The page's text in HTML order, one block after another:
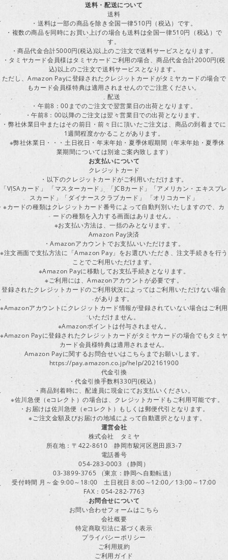
送料・配送について
送料
・送料は一部の商品を除き全国一律510円（税込）です。
・複数の商品を同時にお買い上げの場合も送料は全国一律510円（税込）で
す。
・商品代金合計5000円(税込)以上のご注文で送料サービスとなります。
・タミヤカード会員様はタミヤカードご利用の場合、商品代金合計2000円(税
込)以上のご注文で送料サービスとなります。
ただし、Amazon Payに登録されたクレジットカードがタミヤカードの場合で
もカード会員様特典は適用されませんのでご注意ください。
配送
・午前8：00までのご注文で翌営業日の出荷となります。
・午前8：00以降のご注文は翌々営業日での出荷となります。
・弊社休業日中またはその前日・前々日に頂いたご注文は、商品の到着までに
1週間程度かかることがあります。
※弊社休業日・・・土日祝日・年末年始・夏季休暇期間（年末年始・夏季休
業期間については別途ご案内致します）
お支払いについて
クレジットカード
・以下のクレジットカードがご利用いただけます。
「VISAカード」 「マスターカード」 「JCBカード」「アメリカン・エキスプレ
スカード」「ダイナースクラブカード」 「オリコカード」
※カードの種類はクレジットカード番号によって自動判別いたしますので、カ
ードの種類を入力する画面はありません。
※お支払い方法は、一括のみとなります。
Amazon Pay決済
・Amazonアカウントでお支払いいただけます。
※注文画面で支払方法に「Amazon Pay」をお選びいただき、注文手続きを行う
ことでご利用いただけます。
※Amazon Payに移動してお支払手続きとなります。
※ご利用には、Amazonアカウントが必要です。
登録されたクレジットカードのご利用状況によってはご利用いただけない場合
があります。
※Amazonアカウントにクレジットカード情報が登録されていない場合はご利用
いただけません。
※Amazonポイントは付与されません。
※Amazon Payに登録されたクレジットカードがタミヤカードの場合でもタミヤ
カード会員様特典は適用されません。
Amazon Payに関するお問合せいはこちらまでお願いします。
https://pay.amazon.co.jp/help/202161900
代金引換
・代金引換手数料330円(税込）
・商品到着時に、配達員に現金にてお支払いください。
※佐川急便（eコレクト）の場合は、クレジットカードもご利用可能です。
・お届けは佐川急便（eコレクト）もしくは郵便代引となります。
※ご注文金額及びお届けの地域によって自動選択となります。
運営会社
株式会社 タミヤ
所在地：〒422-8610 静岡市駿河区恩田原3-7
電話番号
054-283-0003 （静岡）
03-3899-3765 （東京：静岡へ自動転送）
受付時間 月～金 9:00～18:00 土日祝日 8:00～12:00／13:00～17:00
FAX：054-282-7763
お問合せについて
お問い合わせフォームはこちら
会社概要
特定商取引法に基づく表示
プライバシーポリシー
ご利用規約
ご利用ガイド